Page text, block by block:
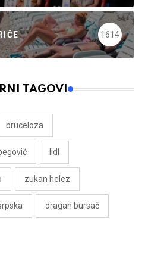
1614
TAGOVI
bruceloza
lidl
zukan helez
dragan bursač